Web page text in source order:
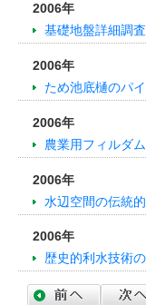
2006年
基礎地盤詳細調
2006年
ため池底樋のパ
2006年
農業用フィルダ
2006年
水辺空間の伝統
2006年
歴史的利水技術